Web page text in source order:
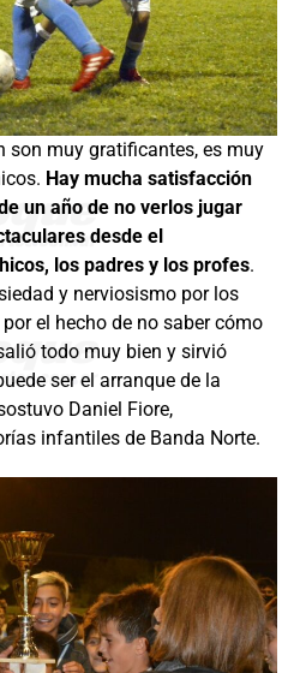
son muy gratificantes, es muy
Hay mucha satisfacción
un año de no verlos jugar
desde el
los padres y los profes.
y nerviosismo por los
el hecho de no saber cómo
todo muy bien y sirvió
ser el arranque de la
Daniel Fiore,
infantiles de Banda Norte.